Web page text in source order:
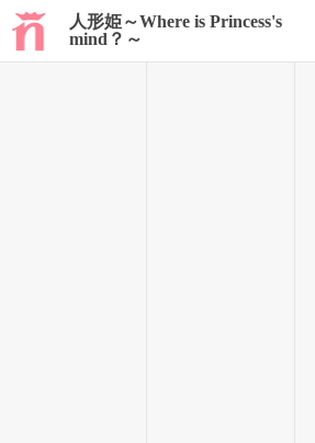
人形姫～Where is Princess's
mind？～